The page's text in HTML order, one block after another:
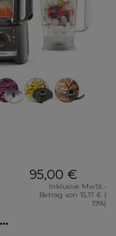
95,00 €
Inklusive MwSt.-
Betrag von 15,17 € (
19%)